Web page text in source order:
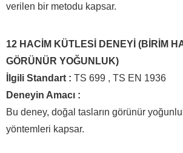
verilen bir metodu kapsar.
12 HACİM KÜTLESİ DENEYİ (BİRİM
GÖRÜNÜR YOĞUNLUK)
İlgili Standart : TS 699 , TS EN 1936
Deneyin Amacı :
Bu deney, doğal tasların görünür
yöntemleri kapsar.